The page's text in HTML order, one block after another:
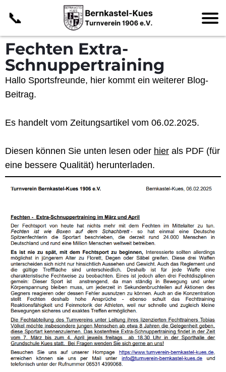
📞
Fechten Extra-
Schnuppertraining
Hallo Sportsfreunde, hier kommt ein weiterer Blog-
Beitrag.
Es handelt vom Zeitungsartikel vom 06.02.2025.
Diesen können Sie unten lesen oder hier als PDF (für
eine bessere Qualität) herunterladen.